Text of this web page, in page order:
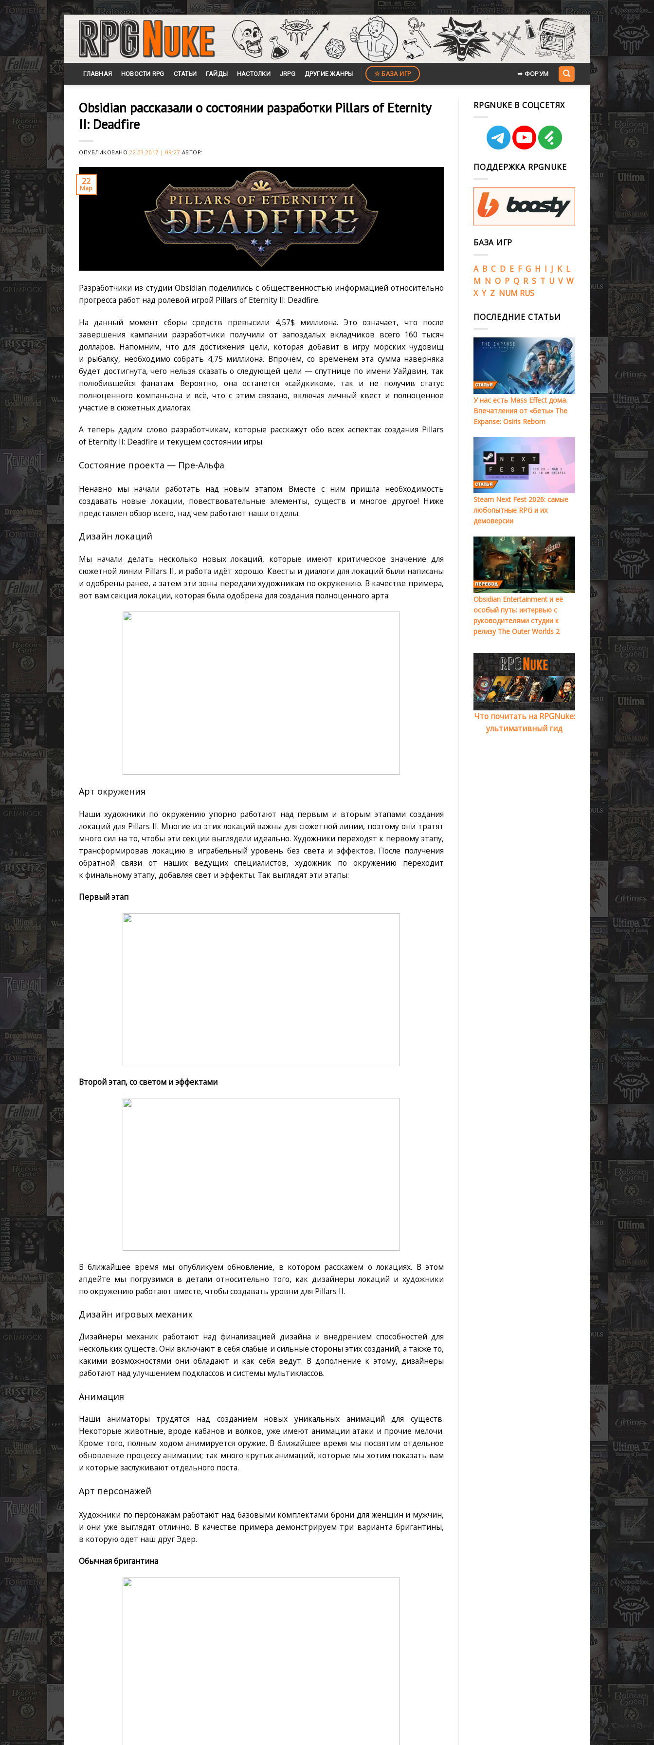
Skip
content
ГЛАВНАЯ НОВОСТИ RPG СТАТЬИ ГАЙДЫ НАСТОЛКИ JRPG ДРУГИЕ ЖАНРЫ ☆ БАЗА ИГР ➥ ФОРУМ
Obsidian рассказали о состоянии разработки Pillars of Eternity
II: Deadfire
ОПУБЛИКОВАНО22.03.2017 | 09:27 АВТОР:
22
Мар
Разработчики из студии Obsidian поделились с общественностью информацией относительно
прогресса работ над ролевой игрой Pillars of Eternity II: Deadfire.
На данный момент сборы средств превысили 4,57$ миллиона. Это означает, что после
завершения кампании разработчики получили от запоздалых вкладчиков всего 160 тысяч
долларов. Напомним, что для достижения цели, которая добавит в игру морских чудовищ
и рыбалку, необходимо собрать 4,75 миллиона. Впрочем, со временем эта сумма наверняка
будет достигнута, чего нельзя сказать о следующей цели — спутнице по имени Уайдвин, так
полюбившейся фанатам. Вероятно, она останется «сайдкиком», так и не получив статус
полноценного компаньона и всё, что с этим связано, включая личный квест и полноценное
участие в сюжетных диалогах.
А теперь дадим слово разработчикам, которые расскажут обо всех аспектах создания Pillars
of Eternity II: Deadfire и текущем состоянии игры.
Состояние проекта — Пре-Альфа
Ненавно мы начали работать над новым этапом. Вместе с ним пришла необходимость
создавать новые локации, повествовательные элементы, существ и многое другое! Ниже
представлен обзор всего, над чем работают наши отделы.
Дизайн локаций
Мы начали делать несколько новых локаций, которые имеют критическое значение для
сюжетной линии Pillars II, и работа идёт хорошо. Квесты и диалоги для локаций были написаны
и одобрены ранее, а затем эти зоны передали художникам по окружению. В качестве примера,
вот вам секция локации, которая была одобрена для создания полноценного арта:
Арт окружения
Наши художники по окружению упорно работают над первым и вторым этапами создания
локаций для Pillars II. Многие из этих локаций важны для сюжетной линии, поэтому они тратят
много сил на то, чтобы эти секции выглядели идеально. Художники переходят к первому этапу,
трансформировав локацию в играбельный уровень без света и эффектов. После получения
обратной связи от наших ведущих специалистов, художник по окружению переходит
к финальному этапу, добавляя свет и эффекты. Так выглядят эти этапы:
Первый этап
Второй этап, со светом и эффектами
В ближайшее время мы опубликуем обновление, в котором расскажем о локациях. В этом
апдейте мы погрузимся в детали относительно того, как дизайнеры локаций и художники
по окружению работают вместе, чтобы создавать уровни для Pillars II.
Дизайн игровых механик
Дизайнеры механик работают над финализацией дизайна и внедрением способностей для
нескольких существ. Они включают в себя слабые и сильные стороны этих созданий, а также то,
какими возможностями они обладают и как себя ведут. В дополнение к этому, дизайнеры
работают над улучшением подклассов и системы мультиклассов.
Анимация
Наши аниматоры трудятся над созданием новых уникальных анимаций для существ.
Некоторые животные, вроде кабанов и волков, уже имеют анимации атаки и прочие мелочи.
Кроме того, полным ходом анимируется оружие. В ближайшее время мы посвятим отдельное
обновление процессу анимации; так много крутых анимаций, которые мы хотим показать вам
и которые заслуживают отдельного поста.
Арт персонажей
Художники по персонажам работают над базовыми комплектами брони для женщин и мужчин,
и они уже выглядят отлично. В качестве примера демонстрируем три варианта бригантины,
в которую одет наш друг Эдер.
Обычная бригантина
RPGNUKE В СОЦСЕТЯХ
ПОДДЕРЖКА RPGNUKE
БАЗА ИГР
A B C D E F G H I J K L
M N O P Q R S T U V W
X Y Z NUM RUS
ПОСЛЕДНИЕ СТАТЬИ
У нас есть Mass Effect дома.
Впечатления от «беты» The
Expanse: Osiris Reborn
Steam Next Fest 2026: самые
любопытные RPG и их
демоверсии
Obsidian Entertainment и её
особый путь: интервью с
руководителями студии к
релизу The Outer Worlds 2
Что почитать на RPGNuke:
ультимативный гид